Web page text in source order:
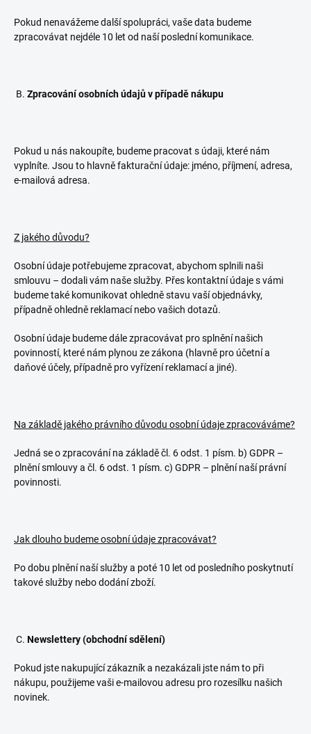
Pokud nenavážeme další spolupráci, vaše data budeme
zpracovávat nejdéle 10 let od naší poslední komunikace.
B. Zpracování osobních údajů v případě nákupu
Pokud u nás nakoupíte, budeme pracovat s údaji, které nám
vyplníte. Jsou to hlavně fakturační údaje: jméno, příjmení, adresa,
e-mailová adresa.
Z jakého důvodu?
Osobní údaje potřebujeme zpracovat, abychom splnili naši
smlouvu – dodali vám naše služby. Přes kontaktní údaje s vámi
budeme také komunikovat ohledně stavu vaší objednávky,
případně ohledně reklamací nebo vašich dotazů.
Osobní údaje budeme dále zpracovávat pro splnění našich
povinností, které nám plynou ze zákona (hlavně pro účetní a
daňové účely, případně pro vyřízení reklamací a jiné).
Na základě jakého právního důvodu osobní údaje zpracováváme?
Jedná se o zpracování na základě čl. 6 odst. 1 písm. b) GDPR –
plnění smlouvy a čl. 6 odst. 1 písm. c) GDPR – plnění naší právní
povinnosti.
Jak dlouho budeme osobní údaje zpracovávat?
Po dobu plnění naší služby a poté 10 let od posledního poskytnutí
takové služby nebo dodání zboží.
C. Newslettery (obchodní sdělení)
Pokud jste nakupující zákazník a nezakázali jste nám to při
nákupu, použijeme vaši e-mailovou adresu pro rozesílku našich
novinek.